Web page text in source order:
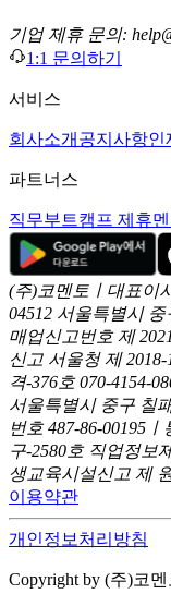
기업 제휴 문의:
1:1 문의하기
서비스
회사소개 공지사항인
파트너스
직무부트캠프 제휴
(주)코멘토ㅣ대표이
04512 서울특별시
매업신고번호 제
신고 서울청 제
격-376호 070-4154-
서울특별시 중구 칠
번호 487-86-00195
구-2580호 직업정보
생교육시설신고 제
이용약관
개인정보처리방침
Copyright by (주)코